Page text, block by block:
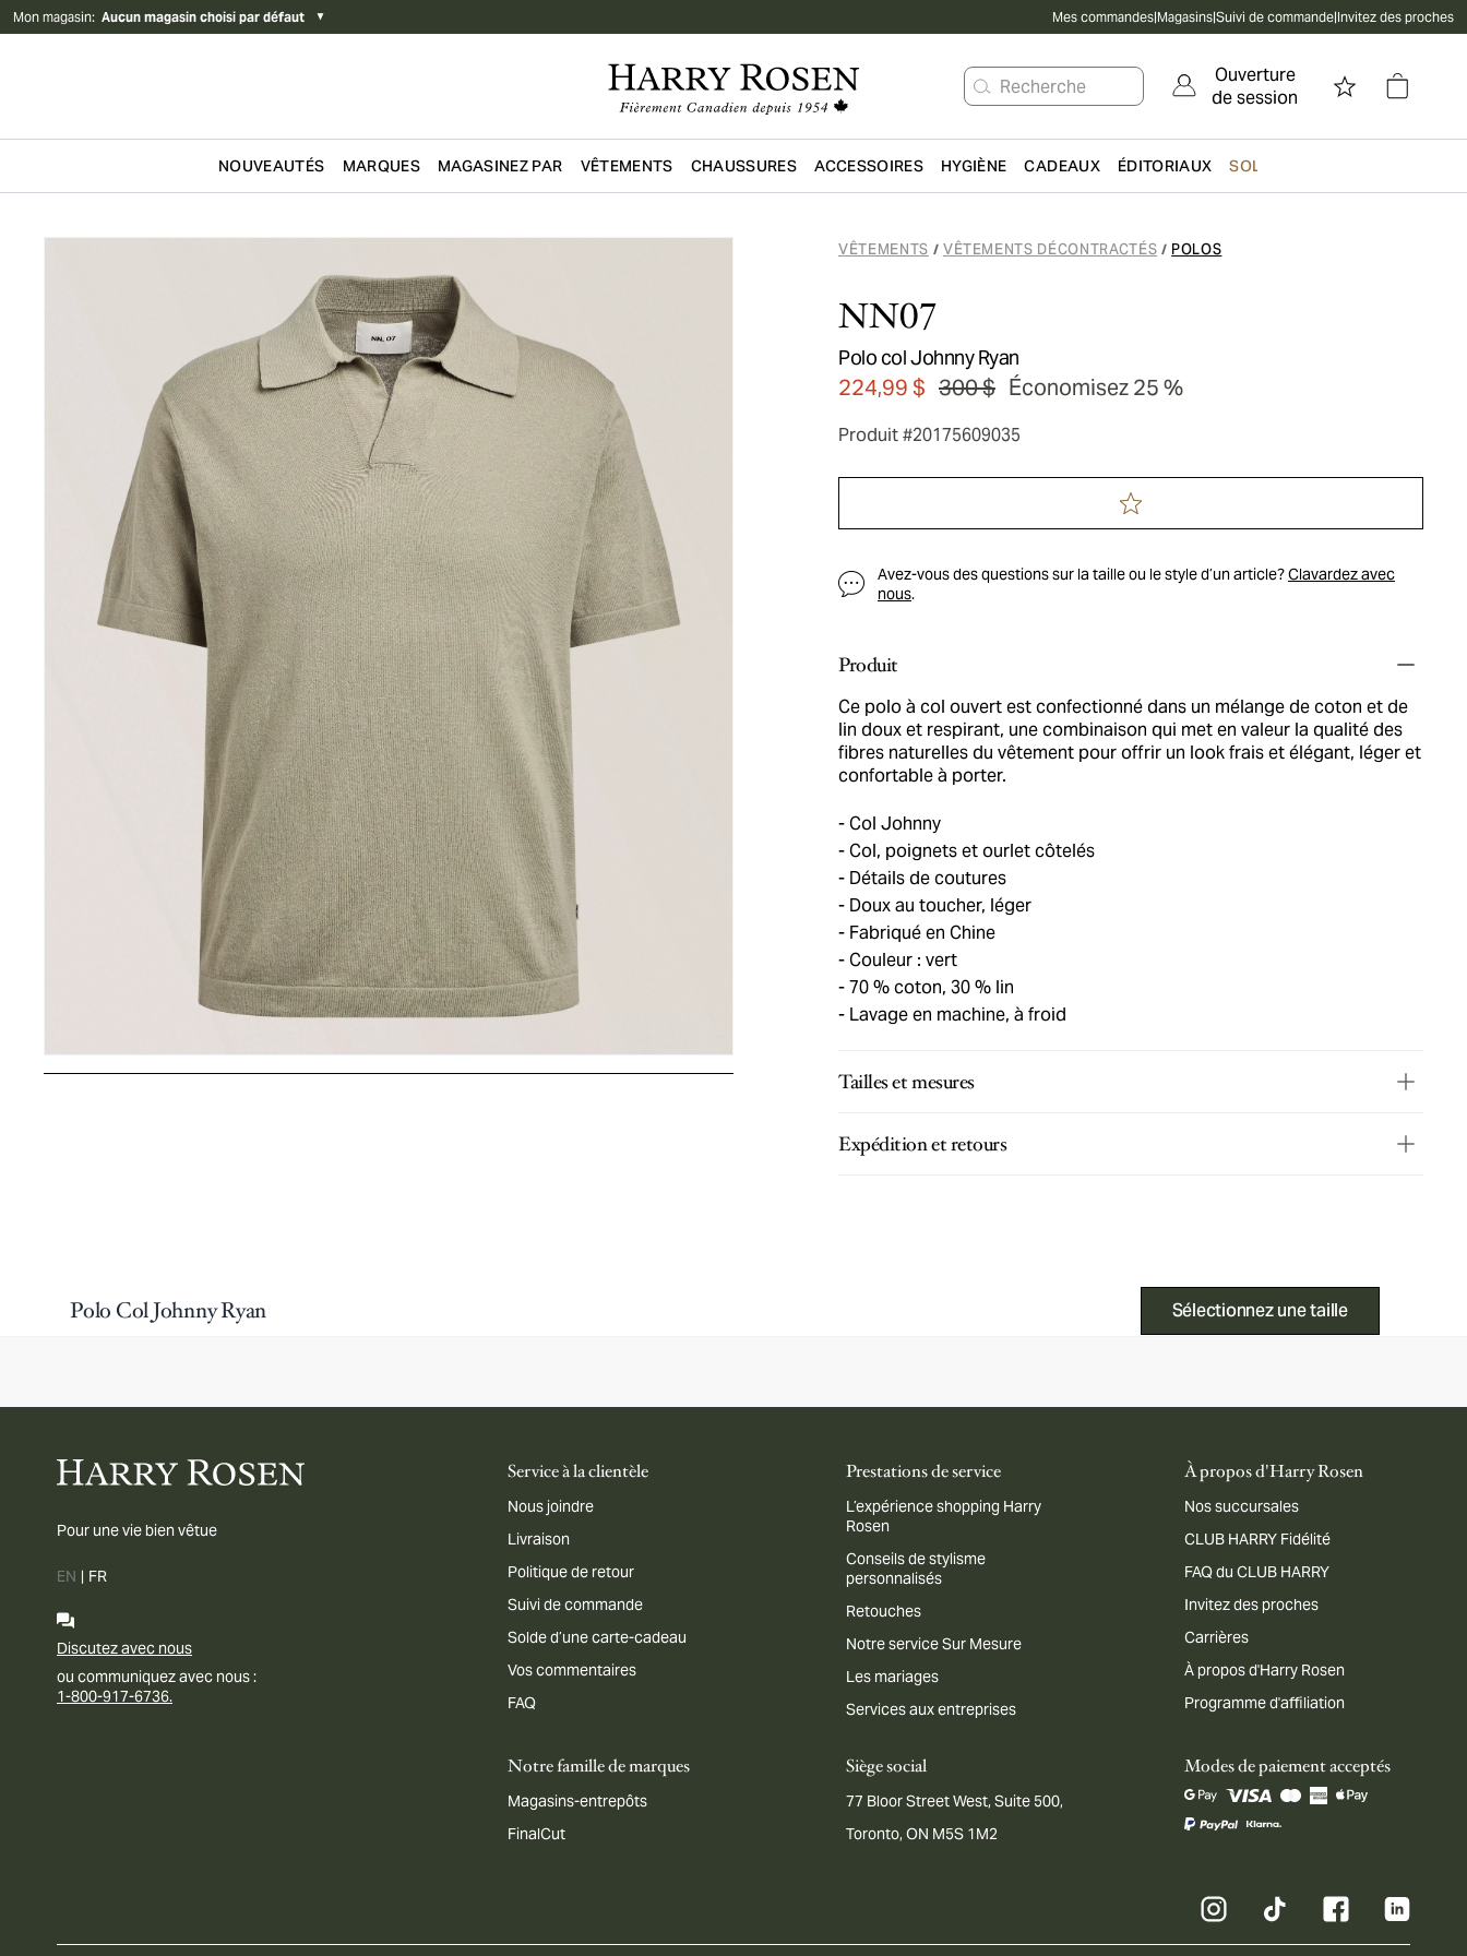
Mon magasin: Aucun magasin choisi par défaut ▼ Mes commandes|Magasins|Suivi de commande|Invitez des proches
Recherche
Ouverture
de session
Passer au contenu principal
NOUVEAUTÉS MARQUES MAGASINEZ PAR VÊTEMENTS CHAUSSURES ACCESSOIRES HYGIÈNE CADEAUX ÉDITORIAUX SOLDES
VÊTEMENTS / VÊTEMENTS DÉCONTRACTÉS / POLOS
NN07
Polo col Johnny Ryan
224,99 $ 300 $ Économisez 25 %
Produit #20175609035
Avez-vous des questions sur la taille ou le style d’un article?Clavardez avec
nous.
Produit
Ce polo à col ouvert est confectionné dans un mélange de coton et de
lin doux et respirant, une combinaison qui met en valeur la qualité des
fibres naturelles du vêtement pour offrir un look frais et élégant, léger et
confortable à porter.
Col Johnny
Col, poignets et ourlet côtelés
Détails de coutures
Doux au toucher, léger
Fabriqué en Chine
Couleur : vert
70 % coton, 30 % lin
Lavage en machine, à froid
Tailles et mesures
Expédition et retours
Polo Col Johnny Ryan Sélectionnez une taille
Pour une vie bien vêtue
EN | FR
Discutez avec nous
ou communiquez avec nous :
1-800-917-6736.
Service à la clientèle
Nous joindre
Livraison
Politique de retour
Suivi de commande
Solde d’une carte-cadeau
Vos commentaires
FAQ
Prestations de service
L’expérience shopping Harry
Rosen
Conseils de stylisme
personnalisés
Retouches
Notre service Sur Mesure
Les mariages
Services aux entreprises
À propos d'Harry Rosen
Nos succursales
CLUB HARRY Fidélité
FAQ du CLUB HARRY
Invitez des proches
Carrières
À propos d'Harry Rosen
Programme d'affiliation
Notre famille de marques
Magasins-entrepôts
FinalCut
Siège social
77 Bloor Street West, Suite 500,
Toronto, ON M5S 1M2
Modes de paiement acceptés